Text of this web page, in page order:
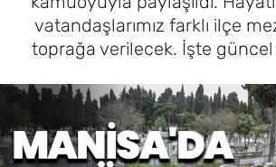
vatandaşlarımız farklı ilçe
toprağa verilecek. İşte
YAŞAM
MAGAZİN
Haber Arşivi